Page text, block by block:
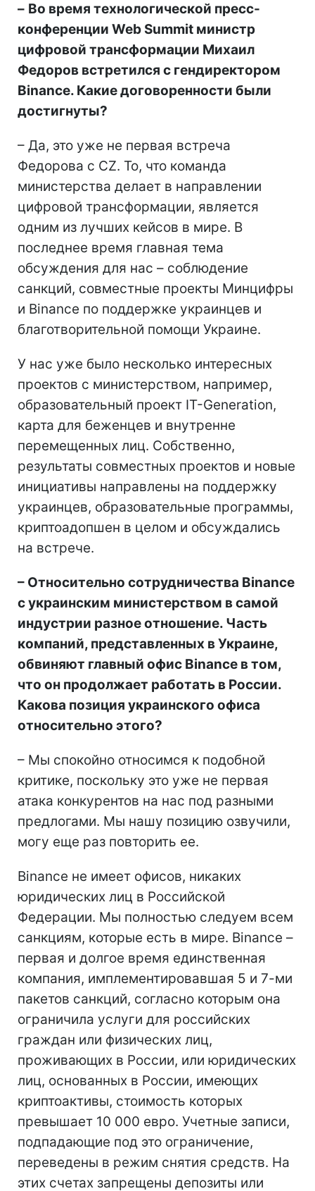
– Во время технологической пресс-
конференции Web Summit министр
цифровой трансформации Михаил
Федоров встретился с гендиректором
Binance. Какие договоренности были
достигнуты?
– Да, это уже не первая встреча
Федорова с CZ. То, что команда
министерства делает в направлении
цифровой трансформации, является
одним из лучших кейсов в мире. В
последнее время главная тема
обсуждения для нас – соблюдение
санкций, совместные проекты Минцифры
и Binance по поддержке украинцев и
благотворительной помощи Украине.
У нас уже было несколько интересных
проектов с министерством, например,
образовательный проект IT-Generation,
карта для беженцев и внутренне
перемещенных лиц. Собственно,
результаты совместных проектов и новые
инициативы направлены на поддержку
украинцев, образовательные программы,
криптоадопшен в целом и обсуждались
на встрече.
– Относительно сотрудничества Binance
с украинским министерством в самой
индустрии разное отношение. Часть
компаний, представленных в Украине,
обвиняют главный офис Binance в том,
что он продолжает работать в России.
Какова позиция украинского офиса
относительно этого?
– Мы спокойно относимся к подобной
критике, поскольку это уже не первая
атака конкурентов на нас под разными
предлогами. Мы нашу позицию озвучили,
могу еще раз повторить ее.
Binance не имеет офисов, никаких
юридических лиц в Российской
Федерации. Мы полностью следуем всем
санкциям, которые есть в мире. Binance –
первая и долгое время единственная
компания, имплементировавшая 5 и 7-ми
пакетов санкций, согласно которым она
ограничила услуги для российских
граждан или физических лиц,
проживающих в России, или юридических
лиц, основанных в России, имеющих
криптоактивы, стоимость которых
превышает 10 000 евро. Учетные записи,
подпадающие под это ограничение,
переведены в режим снятия средств. На
этих счетах запрещены депозиты или